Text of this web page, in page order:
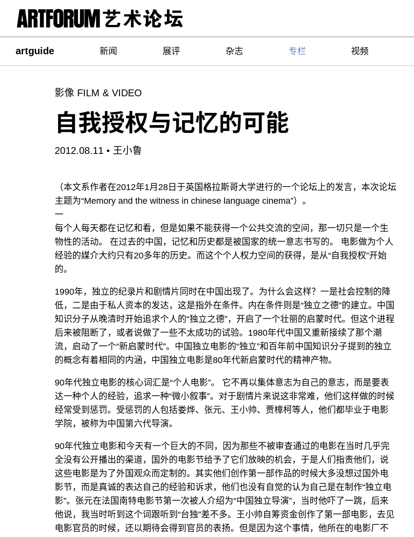
artguide 新闻 展评 杂志 专栏 视频
影像 FILM & VIDEO
自我授权与记忆的可能
2012.08.11 • 王小鲁
（本文系作者在2012年1月28日于英国格拉斯哥大学进行的一个论坛上的发言，本次论坛
主题为“Memory and the witness in chinese language cinema”）。
一
每个人每天都在记忆和看，但是如果不能获得一个公共交流的空间，那一切只是一个生
物性的活动。 在过去的中国，记忆和历史都是被国家的统一意志书写的。 电影做为个人
经验的媒介大约只有20多年的历史。而这个个人权力空间的获得，是从“自我授权”开始
的。
1990年，独立的纪录片和剧情片同时在中国出现了。为什么会这样？一是社会控制的降
低，二是由于私人资本的发达，这是指外在条件。内在条件则是“独立之德”的建立。中国
知识分子从晚清时开始追求个人的“独立之德”，开启了一个壮丽的启蒙时代。但这个进程
后来被阻断了，或者说做了一些不太成功的试验。1980年代中国又重新接续了那个潮
流，启动了一个“新启蒙时代”。中国独立电影的“独立”和百年前中国知识分子提到的独立
的概念有着相同的内涵，中国独立电影是80年代新启蒙时代的精神产物。
90年代独立电影的核心词汇是“个人电影”。 它不再以集体意志为自己的意志，而是要表
达一种个人的经验，追求一种“微小叙事”。对于剧情片来说这非常难，他们这样做的时候
经常受到惩罚。受惩罚的人包括娄烨、张元、王小帅、贾樟柯等人，他们都毕业于电影
学院，被称为中国第六代导演。
90年代独立电影和今天有一个巨大的不同，因为那些不被审查通过的电影在当时几乎完
全没有公开播出的渠道，国外的电影节给予了它们放映的机会，于是人们指责他们，说
这些电影是为了外国观众而定制的。其实他们创作第一部作品的时候大多没想过国外电
影节，而是真诚的表达自己的经验和诉求，他们也没有自觉的认为自己是在制作“独立电
影”。张元在法国南特电影节第一次被人介绍为“中国独立导演”，当时他吓了一跳，后来
他说，我当时听到这个词跟听到“台独”差不多。王小帅自筹资金创作了第一部电影，去见
电影官员的时候，还以期待会得到官员的表扬。但是因为这个事情，他所在的电影厂不